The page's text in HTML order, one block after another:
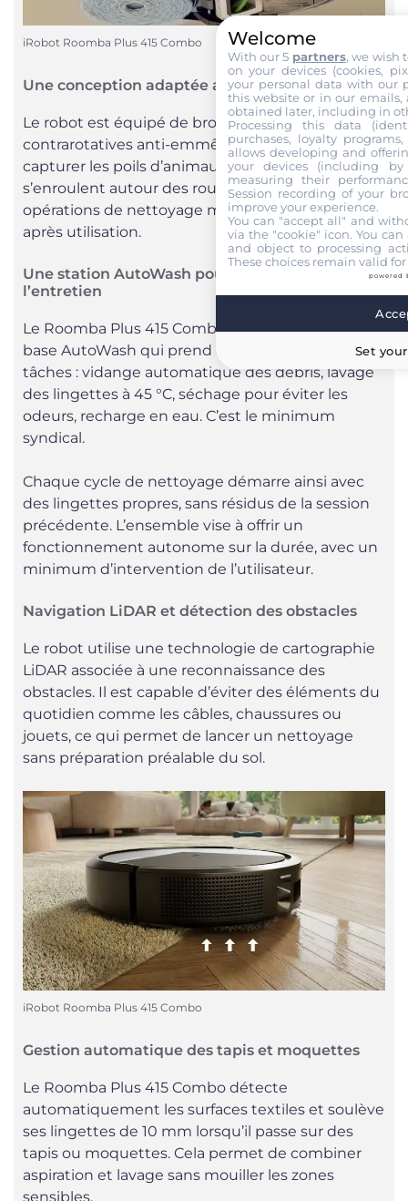
iRobot Roomba Plus 415 Combo
Une conception adaptée aux poils d’animaux
Le robot est équipé de brosses en caoutchouc
contrarotatives anti-emmêlement, conçues pour
capturer les poils d’animaux sans qu’ils ne
s’enroulent autour des rouleaux. Cela limite les
opérations de nettoyage manuel des brosses
après utilisation.
Une station AutoWash pour automatiser
l’entretien
Le Roomba Plus 415 Combo s’accompagne d’une
base AutoWash qui prend en charge plusieurs
tâches : vidange automatique des débris, lavage
des lingettes à 45 °C, séchage pour éviter les
odeurs, recharge en eau. C’est le minimum
syndical.
Chaque cycle de nettoyage démarre ainsi avec
des lingettes propres, sans résidus de la session
précédente. L’ensemble vise à offrir un
fonctionnement autonome sur la durée, avec un
minimum d’intervention de l’utilisateur.
Navigation LiDAR et détection des obstacles
Le robot utilise une technologie de cartographie
LiDAR associée à une reconnaissance des
obstacles. Il est capable d’éviter des éléments du
quotidien comme les câbles, chaussures ou
jouets, ce qui permet de lancer un nettoyage
sans préparation préalable du sol.
iRobot Roomba Plus 415 Combo
Gestion automatique des tapis et moquettes
Le Roomba Plus 415 Combo détecte
automatiquement les surfaces textiles et soulève
ses lingettes de 10 mm lorsqu’il passe sur des
tapis ou moquettes. Cela permet de combiner
aspiration et lavage sans mouiller les zones
sensibles.
Welcome
With our 5 partners, we wish
on your devices (cookies,
your personal data with our
this website or in our emails,
obtained later, including in
Processing this data
purchases, loyalty
allows developing and
your devices (including
measuring their
Session recording of your
improve your experience.
You can "accept all" and
via the "cookie" icon. You
and object to processing
These choices remain valid
powered
Set